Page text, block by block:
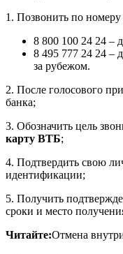
1. Позвонить по номеру
8 800 100 24 24 –
8 495 777 24 24 –
за рубежом.
2. После голосового
банка;
3. Обозначить цель
карту ВТБ;
4. Подтвердить свою
идентификации;
5. Получить
сроки и место
Читайте:Отмена